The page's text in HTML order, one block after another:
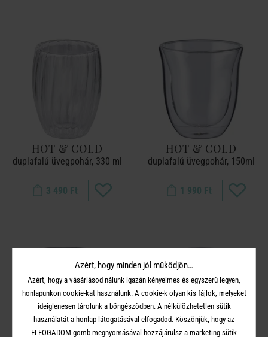
HOT & COLD
duplafalú üvegpohár, 330 ml
3 490 Ft
HOT & COLD
duplafalú üvegpohár, 150ml
1 990 Ft
Azért, hogy minden jól működjön…
Azért, hogy a vásárlásod nálunk igazán kényelmes és egyszerű legyen,
honlapunkon cookie-kat használunk. A cookie-k olyan kis fájlok, melyeket
ideiglenesen tárolunk a böngésződben. A nélkülözhetetlen sütik
használatát a honlap látogatásával elfogadod. Köszönjük, hogy az
ELFOGADOM gomb megnyomásával hozzájárulsz a marketing sütik